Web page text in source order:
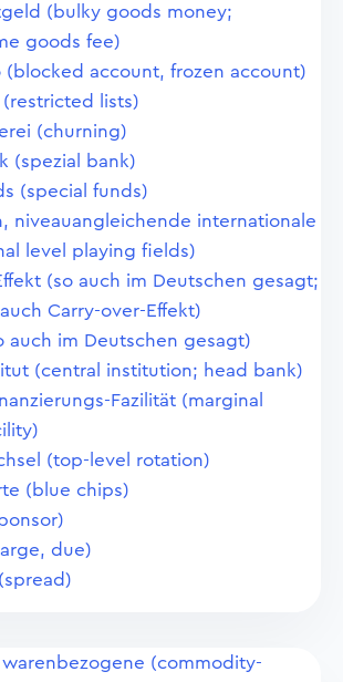
(bulky goods money;
goods fee)
(blocked account, frozen account)
(restricted lists)
(churning)
(spezial bank)
(special funds)
niveauangleichende internationale
level playing fields)
(so auch im Deutschen gesagt;
Carry-over-Effekt)
auch im Deutschen gesagt)
(central institution; head bank)
Fazilität (marginal
(top-level rotation)
(blue chips)
due)
warenbezogene (commodity-